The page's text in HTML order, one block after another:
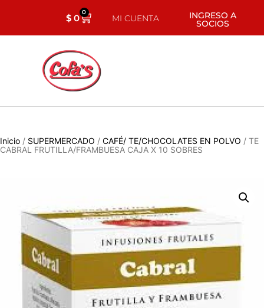
$0 0
MI CUENTA INGRESO A
SOCIOS
Inicio / SUPERMERCADO / CAFÉ/ TE/CHOCOLATES EN POLVO / TE
CABRAL FRUTILLA/FRAMBUESA CAJA X 10 SOBRES